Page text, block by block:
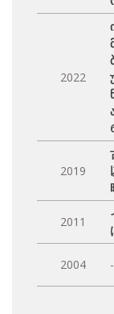
2022
2019
2011
2004 -